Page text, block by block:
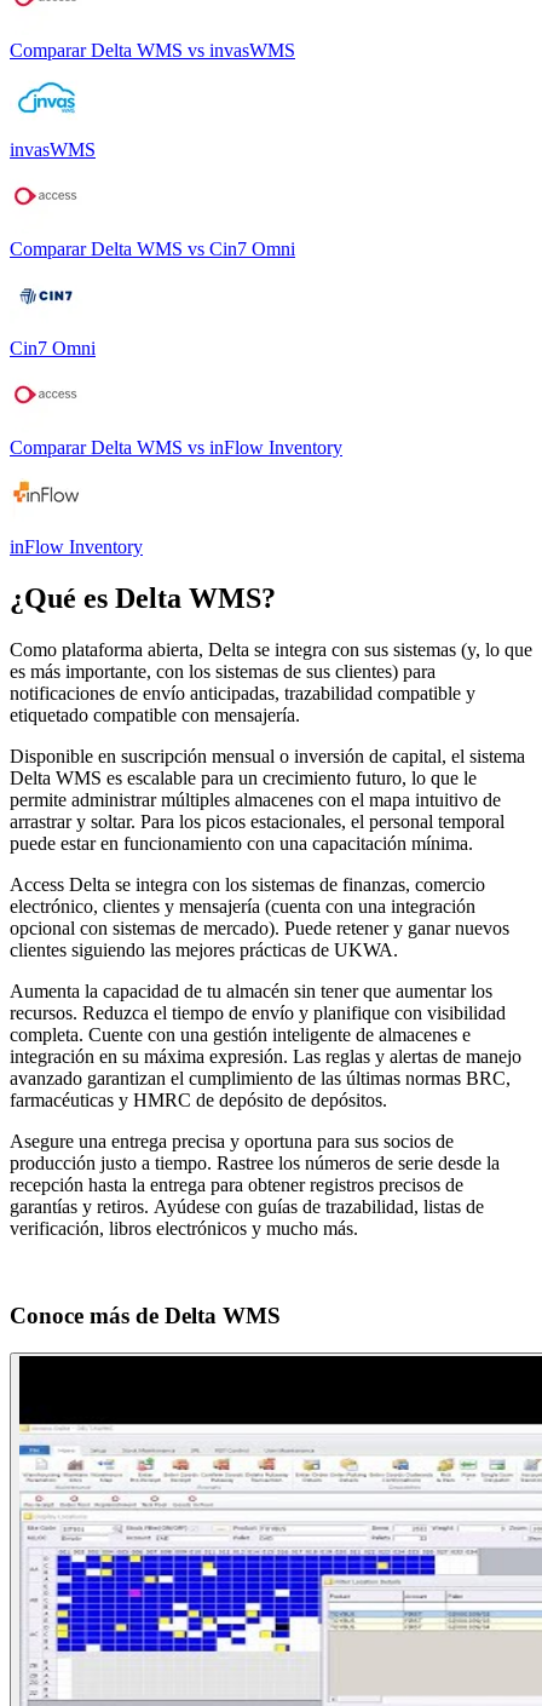
Comparar Delta WMS vs invasWMS
invasWMS
Comparar Delta WMS vs Cin7 Omni
Cin7 Omni
Comparar Delta WMS vs inFlow Inventory
inFlow Inventory
¿Qué es Delta WMS?
Como plataforma abierta, Delta se integra con sus sistemas (y, lo que
es más importante, con los sistemas de sus clientes) para
notificaciones de envío anticipadas, trazabilidad compatible y
etiquetado compatible con mensajería.
Disponible en suscripción mensual o inversión de capital, el sistema
Delta WMS es escalable para un crecimiento futuro, lo que le
permite administrar múltiples almacenes con el mapa intuitivo de
arrastrar y soltar. Para los picos estacionales, el personal temporal
puede estar en funcionamiento con una capacitación mínima.
Access Delta se integra con los sistemas de finanzas, comercio
electrónico, clientes y mensajería (cuenta con una integración
opcional con sistemas de mercado). Puede retener y ganar nuevos
clientes siguiendo las mejores prácticas de UKWA.
Aumenta la capacidad de tu almacén sin tener que aumentar los
recursos. Reduzca el tiempo de envío y planifique con visibilidad
completa. Cuente con una gestión inteligente de almacenes e
integración en su máxima expresión. Las reglas y alertas de manejo
avanzado garantizan el cumplimiento de las últimas normas BRC,
farmacéuticas y HMRC de depósito de depósitos.
Asegure una entrega precisa y oportuna para sus socios de
producción justo a tiempo. Rastree los números de serie desde la
recepción hasta la entrega para obtener registros precisos de
garantías y retiros. Ayúdese con guías de trazabilidad, listas de
verificación, libros electrónicos y mucho más.
Conoce más de Delta WMS